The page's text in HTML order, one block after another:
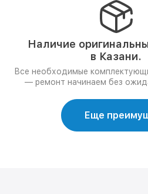
Наличие
в Казани.
Все необходимые
— ремонт начинаем без
Еще